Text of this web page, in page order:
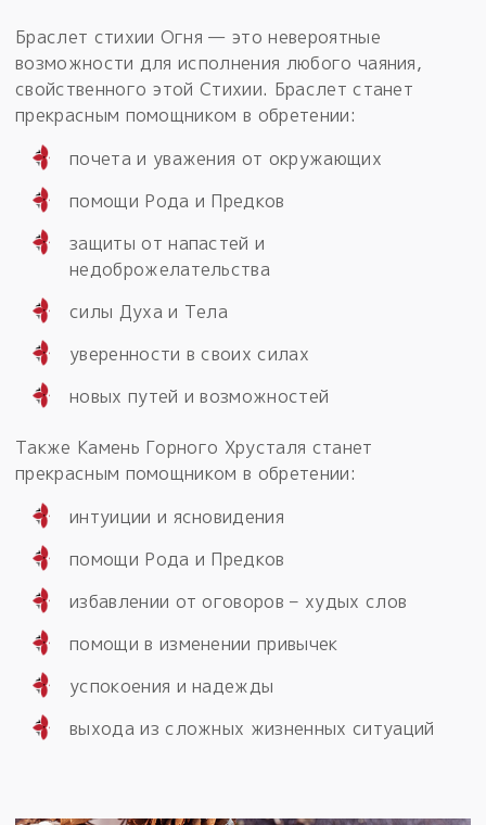
Браслет стихии Огня — это невероятные
возможности для исполнения любого чаяния,
свойственного этой Стихии. Браслет станет
прекрасным помощником в обретении:
почета и уважения от окружающих
помощи Рода и Предков
защиты от напастей и
недоброжелательства
силы Духа и Тела
уверенности в своих силах
новых путей и возможностей
Также Камень Горного Хрусталя станет
прекрасным помощником в обретении:
интуиции и ясновидения
помощи Рода и Предков
избавлении от оговоров – худых слов
помощи в изменении привычек
успокоения и надежды
выхода из сложных жизненных ситуаций